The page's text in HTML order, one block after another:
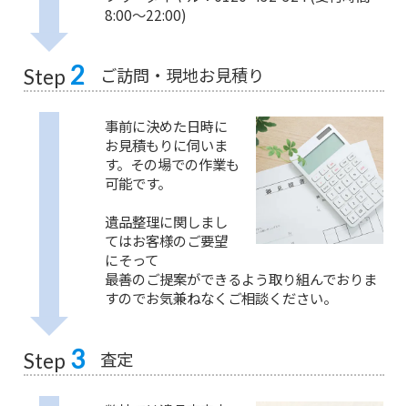
8:00〜22:00)
Step 2 ご訪問・現地お見積り
事前に決めた日時に
お見積もりに伺いま
す。その場での作業も
可能です。
遺品整理に関しまし
てはお客様のご要望
にそって
最善のご提案ができるよう取り組んでおりま
すのでお気兼ねなくご相談ください。
Step 3 査定